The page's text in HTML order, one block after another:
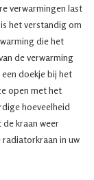
verwarmingen last
het verstandig om
die het
de verwarming
doekje bij het
open met het
hoeveelheid
kraan weer
in uw